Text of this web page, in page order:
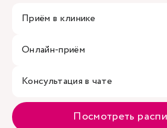
Приём в клинике
Онлайн-приём
Консультация в чате
Посмотреть